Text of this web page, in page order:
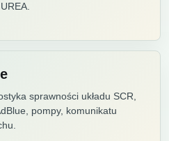
sprawności układu SCR,
pompy, komunikatu